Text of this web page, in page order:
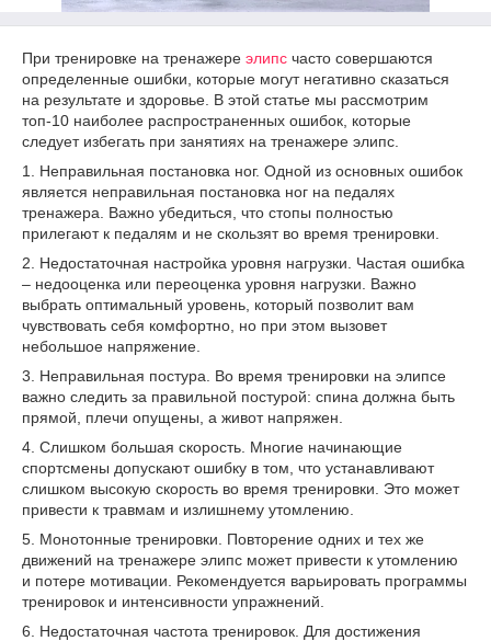
При тренировке на тренажере элипс часто совершаются
определенные ошибки, которые могут негативно сказаться
на результате и здоровье. В этой статье мы рассмотрим
топ-10 наиболее распространенных ошибок, которые
следует избегать при занятиях на тренажере элипс.
1. Неправильная постановка ног. Одной из основных ошибок
является неправильная постановка ног на педалях
тренажера. Важно убедиться, что стопы полностью
прилегают к педалям и не скользят во время тренировки.
2. Недостаточная настройка уровня нагрузки. Частая ошибка
– недооценка или переоценка уровня нагрузки. Важно
выбрать оптимальный уровень, который позволит вам
чувствовать себя комфортно, но при этом вызовет
небольшое напряжение.
3. Неправильная постура. Во время тренировки на элипсе
важно следить за правильной постурой: спина должна быть
прямой, плечи опущены, а живот напряжен.
4. Слишком большая скорость. Многие начинающие
спортсмены допускают ошибку в том, что устанавливают
слишком высокую скорость во время тренировки. Это может
привести к травмам и излишнему утомлению.
5. Монотонные тренировки. Повторение одних и тех же
движений на тренажере элипс может привести к утомлению
и потере мотивации. Рекомендуется варьировать программы
тренировок и интенсивности упражнений.
6. Недостаточная частота тренировок. Для достижения